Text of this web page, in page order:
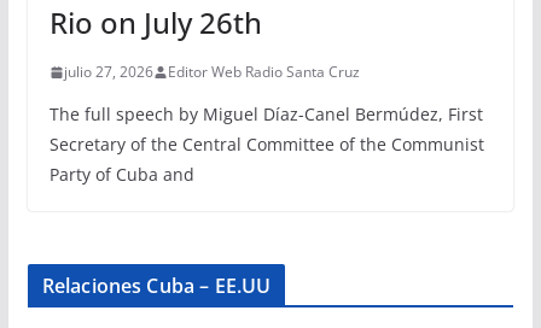
Rio on July 26th
julio 27, 2026 Editor Web Radio Santa Cruz
The full speech by Miguel Díaz-Canel Bermúdez, First
Secretary of the Central Committee of the Communist
Party of Cuba and
Relaciones Cuba – EE.UU